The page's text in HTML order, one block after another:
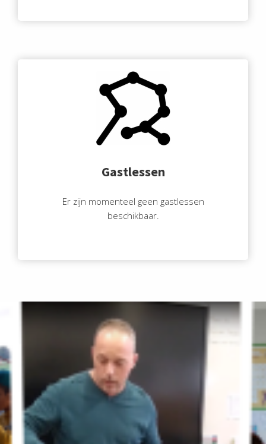
Gastlessen
Er zijn momenteel geen gastlessen
beschikbaar.